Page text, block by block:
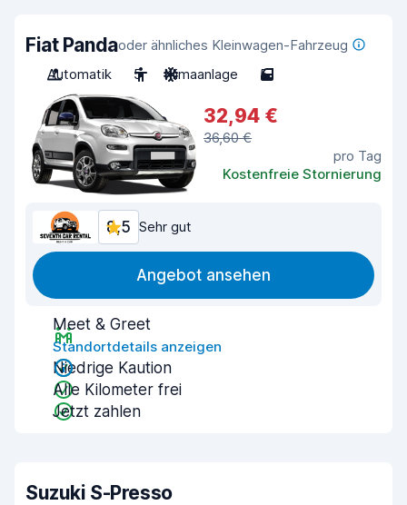
Fiat Pandaoder ähnliches Kleinwagen-Fahrzeug
Automatik
5 Klimaanlage 5
32,94 €
36,60 €
pro Tag
Kostenfreie Stornierung
8,5 Sehr gut
Angebot ansehen
Meet & Greet
Standortdetails anzeigen
Niedrige Kaution
Alle Kilometer frei
Jetzt zahlen
Suzuki S-Presso